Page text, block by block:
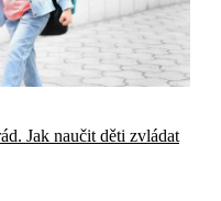
Jak naučit děti zvládat